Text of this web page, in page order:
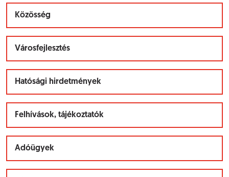
Közösség
Városfejlesztés
Hatósági hirdetmények
Felhívások, tájékoztatók
Adóügyek